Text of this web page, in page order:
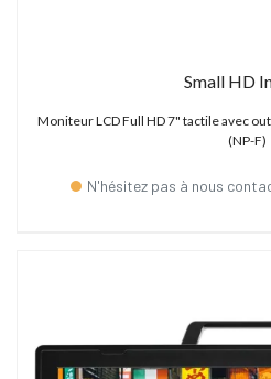
Small HD
Moniteur LCD Full HD 7" tactile avec
(NP-F)
N'hésitez pas à nous